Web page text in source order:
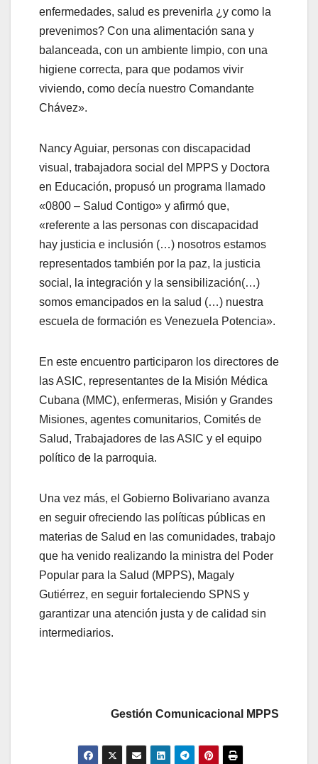
enfermedades, salud es prevenirla ¿y como la
prevenimos? Con una alimentación sana y
balanceada, con un ambiente limpio, con una
higiene correcta, para que podamos vivir
viviendo, como decía nuestro Comandante
Chávez».
Nancy Aguiar, personas con discapacidad
visual, trabajadora social del MPPS y Doctora
en Educación, propusó un programa llamado
«0800 – Salud Contigo» y afirmó que,
«referente a las personas con discapacidad
hay justicia e inclusión (…) nosotros estamos
representados también por la paz, la justicia
social, la integración y la sensibilización(…)
somos emancipados en la salud (…) nuestra
escuela de formación es Venezuela Potencia».
En este encuentro participaron los directores de
las ASIC, representantes de la Misión Médica
Cubana (MMC), enfermeras, Misión y Grandes
Misiones, agentes comunitarios, Comités de
Salud, Trabajadores de las ASIC y el equipo
político de la parroquia.
Una vez más, el Gobierno Bolivariano avanza
en seguir ofreciendo las políticas públicas en
materias de Salud en las comunidades, trabajo
que ha venido realizando la ministra del Poder
Popular para la Salud (MPPS), Magaly
Gutiérrez, en seguir fortaleciendo SPNS y
garantizar una atención justa y de calidad sin
intermediarios.
Gestión Comunicacional MPPS